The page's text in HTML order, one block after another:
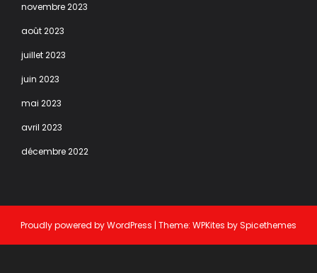
novembre 2023
août 2023
juillet 2023
juin 2023
mai 2023
avril 2023
décembre 2022
Proudly powered byWordPress | Theme: WPKites bySpicethemes